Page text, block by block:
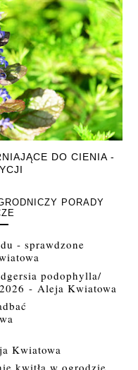
DO CIENIA -
PORADY
- sprawdzone
podophylla/
- Aleja Kwiatowa
Kwiatowa